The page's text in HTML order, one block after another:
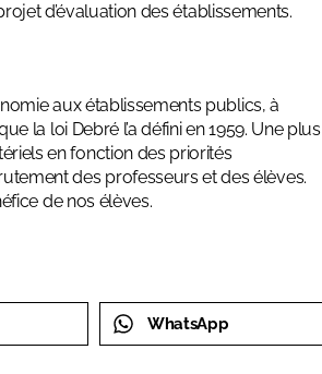
d’évaluation des établissements.
aux établissements publics, à
la loi Debré l’a défini en 1959. Une plus
en fonction des priorités
des professeurs et des élèves.
de nos élèves.
WhatsApp